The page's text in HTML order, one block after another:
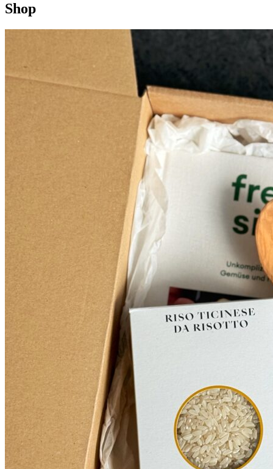
Shop